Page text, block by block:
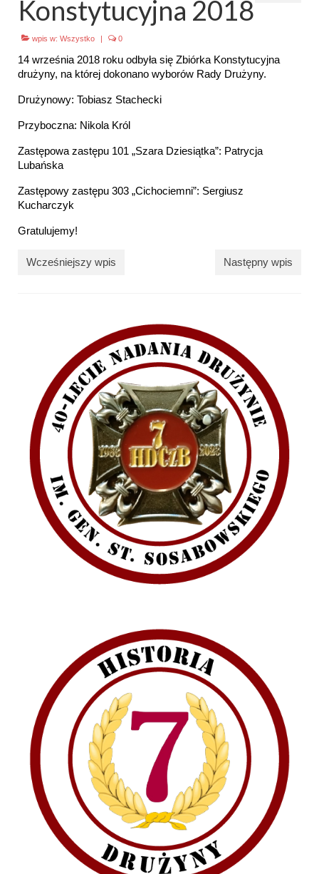
Emblematy (plakietki) i znaki drużyny
Ryngraf Pamiątkowy 7 HDCzB
Galeria
Galerie 1983-2025
Galeria 2026
Multimedia
Konstytucyjna 2018
wpis w: Wszystko | 0
14 września 2018 roku odbyła się Zbiórka Konstytucyjna
drużyny, na której dokonano wyborów Rady Drużyny.
Drużynowy: Tobiasz Stachecki
Przyboczna: Nikola Król
Zastępowa zastępu 101 „Szara Dziesiątka”: Patrycja
Lubańska
Zastępowy zastępu 303 „Cichociemni”: Sergiusz
Kucharczyk
Gratulujemy!
Wcześniejszy wpis Następny wpis